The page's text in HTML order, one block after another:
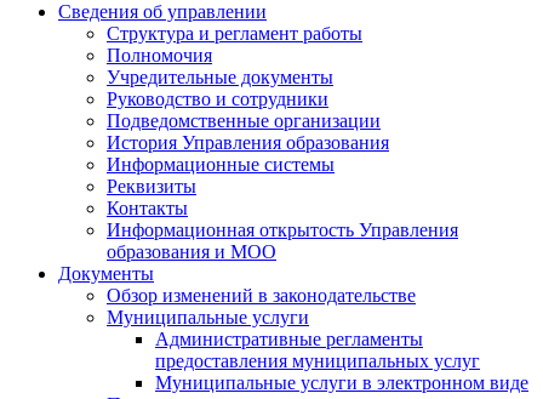
Сведения об управлении
Структура и регламент работы
Полномочия
Учредительные документы
Руководство и сотрудники
Подведомственные организации
История Управления образования
Информационные системы
Реквизиты
Контакты
Информационная открытость Управления
образования и МОО
Документы
Обзор изменений в законодательстве
Муниципальные услуги
Административные регламенты
предоставления муниципальных услуг
Муниципальные услуги в электронном виде